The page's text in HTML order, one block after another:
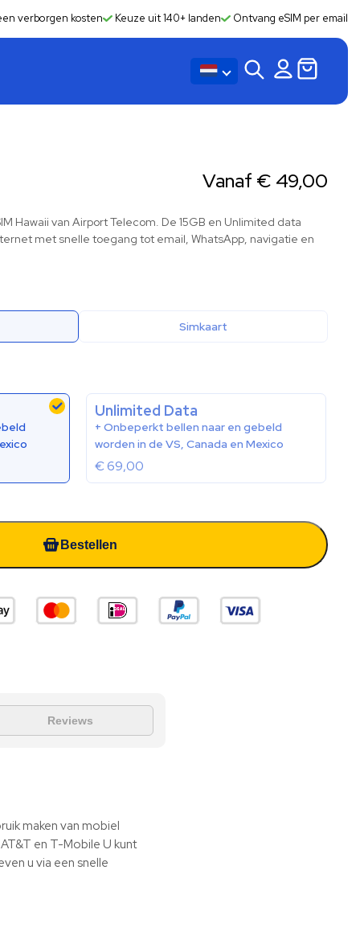
verborgen kosten Keuze uit 140+ landen Ontvang eSIM per email
Vanaf € 49,00
Hawaii van Airport Telecom. De 15GB en Unlimited data
met snelle toegang tot email, WhatsApp, navigatie en
Simkaart
Unlimited Data
+ Onbeperkt bellen naar en gebeld
worden in de VS, Canada en Mexico
€69,00
Bestellen
Reviews
maken van mobiel
en T-Mobile U kunt
u via een snelle